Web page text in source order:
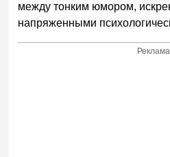
между тонким юмором,
напряженными
Реклама